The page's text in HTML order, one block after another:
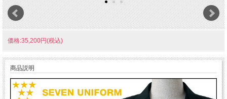
価格:35,200円(税込)
商品説明